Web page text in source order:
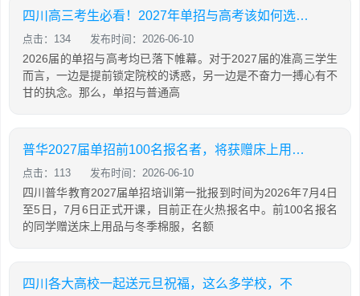
四川高三考生必看！2027年单招与高考该如何选择？哪些学生更适合走单招？
点击：134 发布时间：2026-06-10
2026届的单招与高考均已落下帷幕。对于2027届的准高三学生
而言，一边是提前锁定院校的诱惑，另一边是不奋力一搏心有不
甘的执念。那么，单招与普通高
普华2027届单招前100名报名者，将获赠床上用品与冬季棉服，名额有限，先到先得
点击：113 发布时间：2026-06-10
四川普华教育2027届单招培训第一批报到时间为2026年7月4日
至5日，7月6日正式开课，目前正在火热报名中。前100名报名
的同学赠送床上用品与冬季棉服，名额
四川各大高校一起送元旦祝福，这么多学校，不